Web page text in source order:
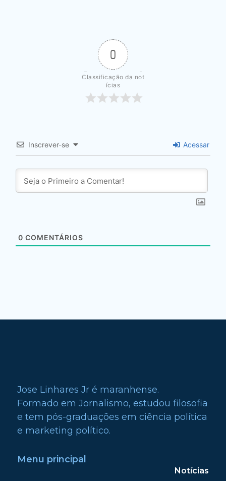
0
Classificação da not
ícias
Inscrever-se Acessar
0 COMENTÁRIOS
Jose Linhares Jr é maranhense.
Formado em Jornalismo, estudou filosofia
e tem pós-graduações em ciência política
e marketing político.
Menu principal
Notícias